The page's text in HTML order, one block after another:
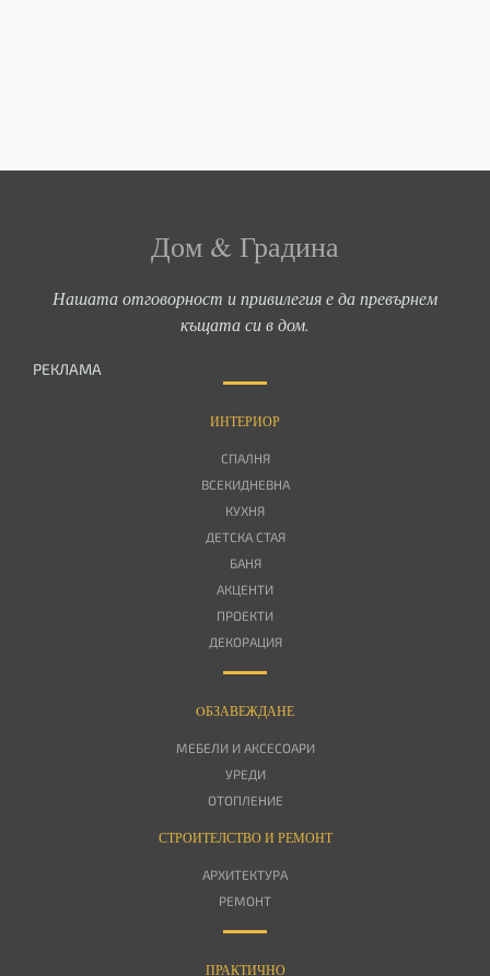
Дом & Градина
Нашата отговорност и привилегия е да превърнем
къщата си в дом.
РЕКЛАМА
ИНТЕРИОР
СПАЛНЯ
ВСЕКИДНЕВНА
КУХНЯ
ДЕТСКА СТАЯ
БАНЯ
АКЦЕНТИ
ПРОЕКТИ
ДЕКОРАЦИЯ
OБЗАВЕЖДАНЕ
МЕБЕЛИ И АКСЕСОАРИ
УРЕДИ
ОТОПЛЕНИЕ
СТРОИТЕЛСТВО И РЕМОНТ
АРХИТЕКТУРА
РЕМОНТ
ПРАКТИЧНО